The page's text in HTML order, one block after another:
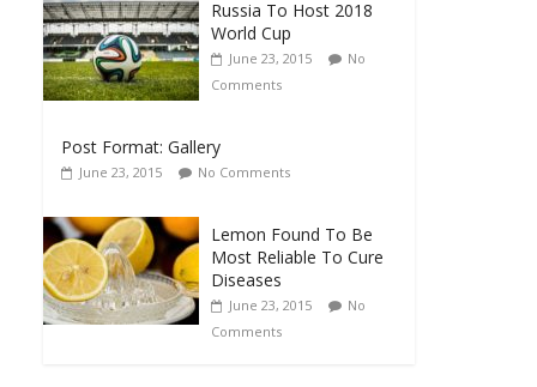
Russia To Host 2018
World Cup
June 23, 2015
No
Comments
Post Format: Gallery
June 23, 2015 No Comments
Lemon Found To Be
Most Reliable To Cure
Diseases
June 23, 2015
No
Comments